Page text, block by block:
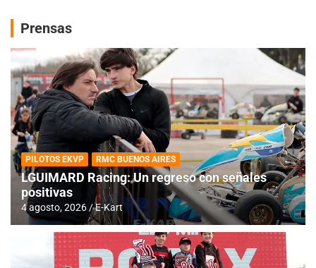
Prensas
PILOTOS EKVP RMC BUENOS AIRES
LGUIMARD Racing: Un regreso con señales
positivas
4 agosto, 2026 E-Kart